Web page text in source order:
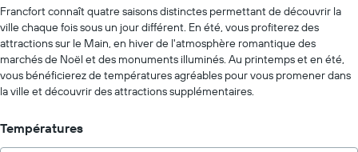
values.
Range:
0
to
250.
Francfort connaît quatre saisons distinctes permettant de découvrir la
ville chaque fois sous un jour différent. En été, vous profiterez des
attractions sur le Main, en hiver de l'atmosphère romantique des
marchés de Noël et des monuments illuminés. Au printemps et en été,
vous bénéficierez de températures agréables pour vous promener dans
la ville et découvrir des attractions supplémentaires.
Températures